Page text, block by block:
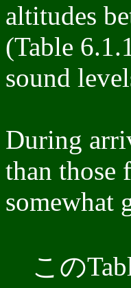
altitudes
(Table
sound
During
than those
somewhat
この